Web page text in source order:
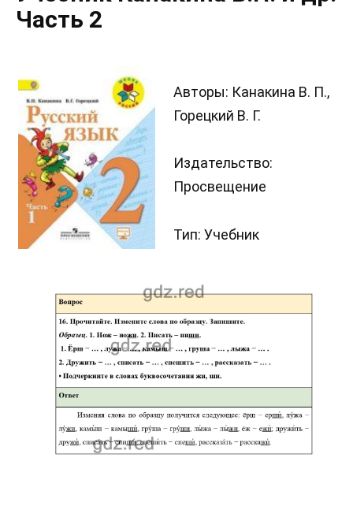
Часть 2
Авторы: Канакина В. П.,
Горецкий В. Г.
Издательство:
Просвещение
Тип: Учебник